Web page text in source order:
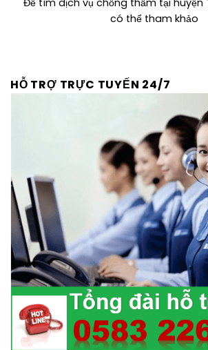
HỖ TRỢ TRỰC TUYẾN 24/7
có thể tham khảo